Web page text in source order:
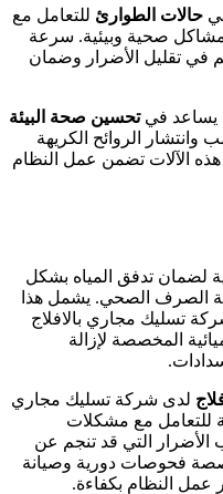
حالات الطوارئ للتعامل مع
مشاكل صحية وبيئية. سرعة
في تقليل الأضرار وضمان
يساعد فيتحسين صحة البيئة
وانتشار الروائح الكريهة
هذه الآلات تضمن عمل النظام
لضمان تدفق المياه بشكل
الصرف الصحي. يشمل هذا
تسليك مجاري بالافلاج
المخصصة لإزالة
لدى شركة تسليك مجاري
للتعامل مع مشكلات
التي قد تنجم عن
فحوصات دورية وصيانة
عمل النظام بكفاءة.